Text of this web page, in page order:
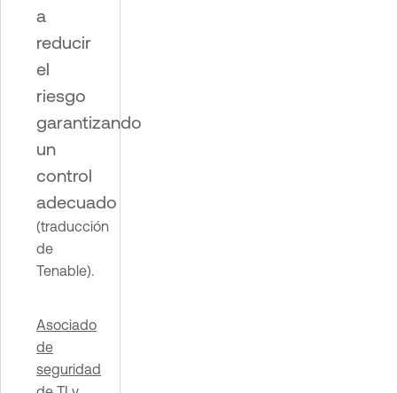
a
reducir
el
riesgo
garantizando
un
control
adecuado
(traducción
de
Tenable).
Asociado
de
seguridad